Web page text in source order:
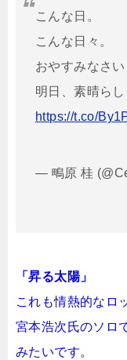
こんな日。
こんな日々。
おやすみなさい
明日、素晴らし
https://t.co/
— 鴫原 桂
「昇る太陽」
これも情熱的なロ
宮本浩次氏のソロ
みたいです。